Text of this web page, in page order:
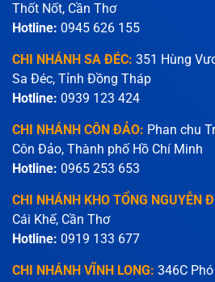
Thốt Nốt, Cần Thơ
Hotline: 0945 626 155
CHI NHÁNH SA ĐÉC: 351 Hùng
Sa Đéc, Tỉnh Đồng Tháp
Hotline: 0939 123 424
CHI NHÁNH CÔN ĐẢO: Phan chu
Côn Đảo, Thành phố Hồ Chí Minh
Hotline: 0965 253 653
CHI NHÁNH KHO TỔNG NGUYỄN
Cái Khế, Cần Thơ
Hotline: 0919 133 677
CHI NHÁNH VĨNH LONG: 346C